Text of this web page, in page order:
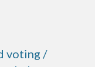
voting /